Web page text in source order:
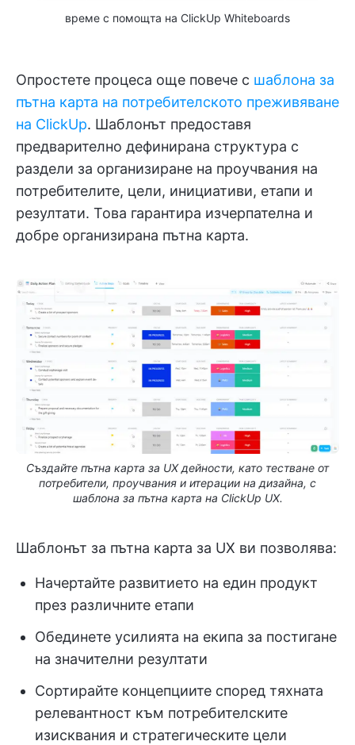
време с помощта на ClickUp Whiteboards
Опростете процеса още повече с шаблона за
пътна карта на потребителското преживяване
на ClickUp. Шаблонът предоставя
предварително дефинирана структура с
раздели за организиране на проучвания на
потребителите, цели, инициативи, етапи и
резултати. Това гарантира изчерпателна и
добре организирана пътна карта.
Създайте пътна карта за UX дейности, като тестване от
потребители, проучвания и итерации на дизайна, с
шаблона за пътна карта на ClickUp UX.
Шаблонът за пътна карта за UX ви позволява:
Начертайте развитието на един продукт
през различните етапи
Обединете усилията на екипа за постигане
на значителни резултати
Сортирайте концепциите според тяхната
релевантност към потребителските
изисквания и стратегическите цели